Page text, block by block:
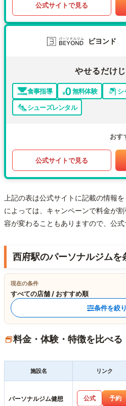
公式サイトで見る
ビヨンド
やせるだけ
食事指導 無料体験 シ
シューズレンタル
おす
公式サイトで見る
上記の表は公式サイトに記載の情報
によっては、キャンペーンで料金が
容が変わることもありますので、公式
西府駅のパーソナルジムを
現在の条件
すべての店舗 / おすすめ順
条件を絞
料金・体験・特徴を比べる
施設名 リンク
パーソナルジム健想 公式 予約